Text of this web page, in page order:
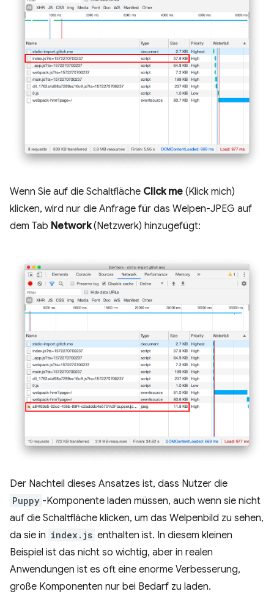
Wenn Sie auf die Schaltfläche Click me (Klick mich)
klicken, wird nur die Anfrage für das Welpen-JPEG auf
dem Tab Network(Netzwerk) hinzugefügt:
Der Nachteil dieses Ansatzes ist, dass Nutzer die
Puppy -Komponente laden müssen, auch wenn sie nicht
auf die Schaltfläche klicken, um das Welpenbild zu sehen,
da sie in index.js enthalten ist. In diesem kleinen
Beispiel ist das nicht so wichtig, aber in realen
Anwendungen ist es oft eine enorme Verbesserung,
große Komponenten nur bei Bedarf zu laden.